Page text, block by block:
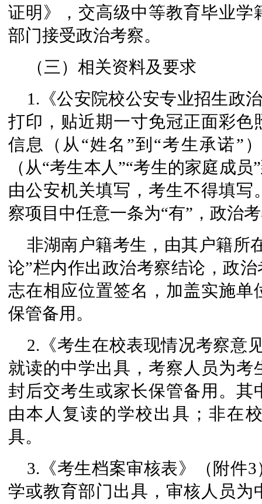
证明》，交高级中等教育毕业
部门接受政治考察。
（三）相关资料及要求
1.《公安院校公安专业招生政
打印，贴近期一寸免冠正面彩
信息（从“姓名”到“考生承诺”
（从“考生本人”“考生的家庭成
由公安机关填写，考生不得填
察项目中任意一条为“有”，政治
非湖南户籍考生，由其户籍所
论”栏内作出政治考察结论，政
志在相应位置签名，加盖实施
保管备用。
2.《考生在校表现情况考察意
就读的中学出具，考察人员为
封后交考生或家长保管备用。
由本人复读的学校出具；非在
具。
3.《考生档案审核表》（附件
学或教育部门出具，审核人员